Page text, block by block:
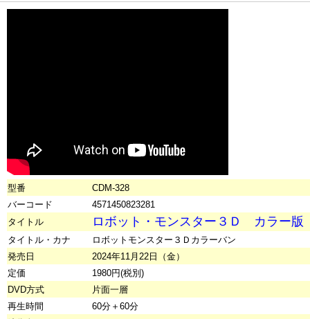
型番
CDM-328
バーコード
4571450823281
タイトル
ロボット・モンスター３Ｄ カラー版
タイトル・カナ
ロボットモンスター３Ｄカラーバン
発売日
2024年11月22日（金）
定価
1980円(税別)
DVD方式
片面一層
再生時間
60分＋60分